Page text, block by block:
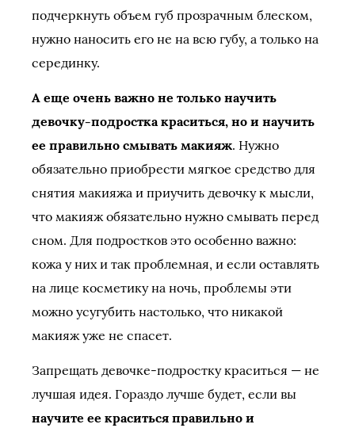
подчеркнуть объем губ прозрачным блеском,
нужно наносить его не на всю губу, а только на
серединку.
А еще очень важно не только научить
девочку-подростка краситься, но и научить
ее правильно смывать макияж. Нужно
обязательно приобрести мягкое средство для
снятия макияжа и приучить девочку к мысли,
что макияж обязательно нужно смывать перед
сном. Для подростков это особенно важно:
кожа у них и так проблемная, и если оставлять
на лице косметику на ночь, проблемы эти
можно усугубить настолько, что никакой
макияж уже не спасет.
Запрещать девочке-подростку краситься — не
лучшая идея. Гораздо лучше будет, если вы
научите ее краситься правильно и